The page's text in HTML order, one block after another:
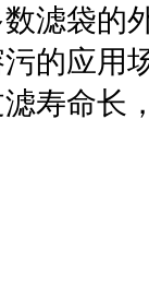
滤袋的
的应用
寿命长